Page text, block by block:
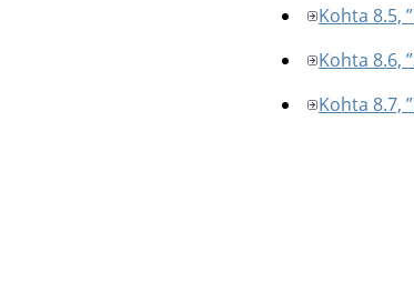
Kohta 8.5,
Kohta 8.6,
Kohta 8.7,